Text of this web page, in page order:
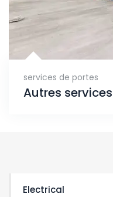
services de portes
Autres services
Electrical